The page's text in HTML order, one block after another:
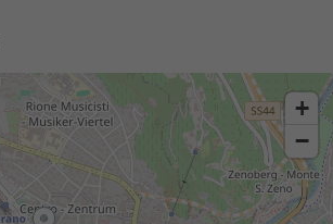
+
−